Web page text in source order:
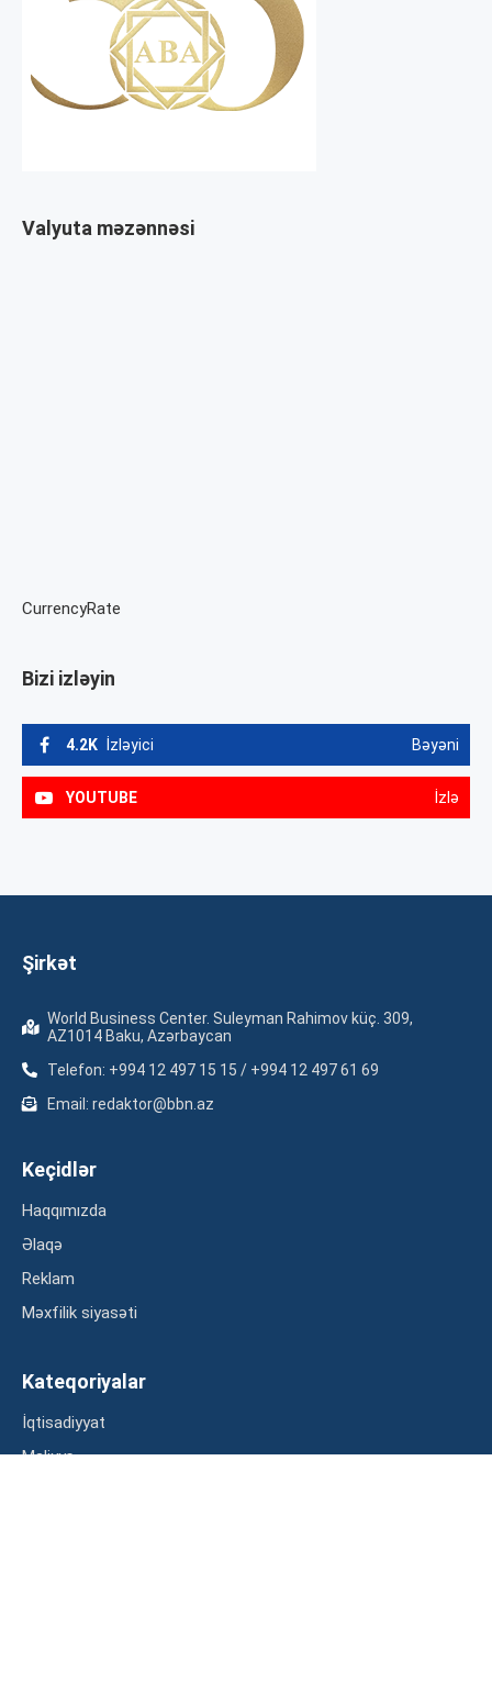
Valyuta məzənnəsi
CurrencyRate
Bizi izləyin
4.2K İzləyici Bəyəni
YOUTUBE İzlə
Şirkət
World Business Center. Suleyman Rahimov küç. 309,
AZ1014 Baku, Azərbaycan
Telefon: +994 12 497 15 15 / +994 12 497 61 69
Email: redaktor@bbn.az
Keçidlər
Haqqımızda
Əlaqə
Reklam
Məxfilik siyasəti
Kateqoriyalar
İqtisadiyyat
Maliyyə